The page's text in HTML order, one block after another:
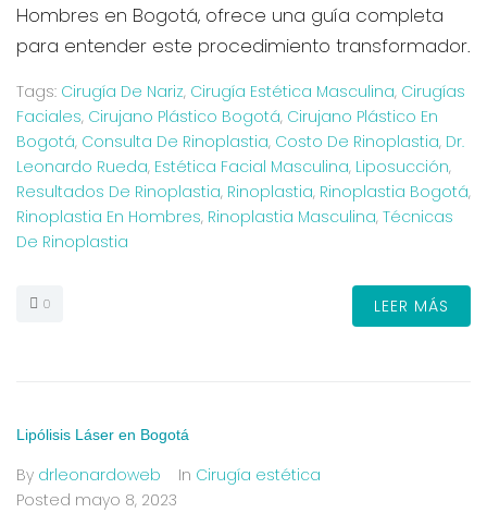
Hombres en Bogotá, ofrece una guía completa
para entender este procedimiento transformador.
Tags: Cirugía De Nariz, Cirugía Estética Masculina, Cirugías
Faciales, Cirujano Plástico Bogotá, Cirujano Plástico En
Bogotá, Consulta De Rinoplastia, Costo De Rinoplastia, Dr.
Leonardo Rueda, Estética Facial Masculina, Liposucción,
Resultados De Rinoplastia, Rinoplastia, Rinoplastia Bogotá,
Rinoplastia En Hombres, Rinoplastia Masculina, Técnicas
De Rinoplastia
0 LEER MÁS
Lipólisis Láser en Bogotá
By drleonardoweb In Cirugía estética
Posted mayo 8, 2023